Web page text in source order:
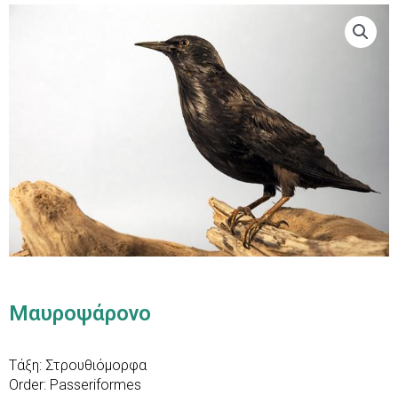
Μαυροψάρονο
Τάξη: Στρουθιόμορφα
Order: Passeriformes